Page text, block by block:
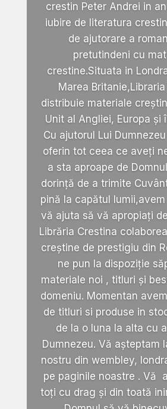
crestin Peter Andrei in
iubire de literatura
de ajutorare a
pretutindeni cu
crestine.Situata in
Marea
distribuie materiale
Unit al Angliei, Europa și
Cu ajutorul Lui
oferin tot ceea ce aveți
a sta aproape de
dorință de a trimite
pină la capătul
vă ajuta să vă apropiați
Librăria Crestina
creștine de prestigiu din
ne pun la dispoziție
materiale noi , titluri și
domeniu. Momentan
de titluri si produse in
de la o luna la alta cu
Dumnezeu. Vă așteptam
nostru din wembley,
pe paginile noastre . Vă
toți cu drag și din toată